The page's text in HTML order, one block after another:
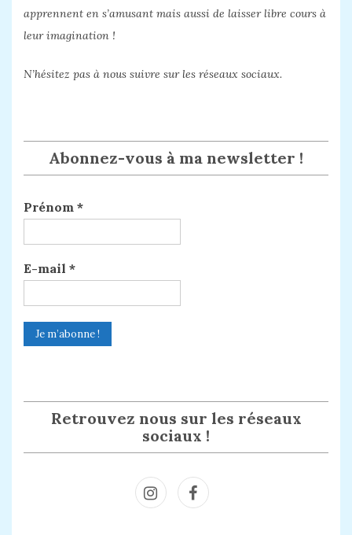
apprennent en s’amusant mais aussi de laisser libre cours à
leur imagination !
N’hésitez pas à nous suivre sur les réseaux sociaux.
Abonnez-vous à ma newsletter !
Prénom *
E-mail *
Retrouvez nous sur les réseaux
sociaux !